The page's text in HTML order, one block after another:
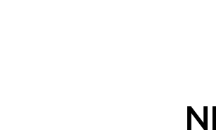
Serien